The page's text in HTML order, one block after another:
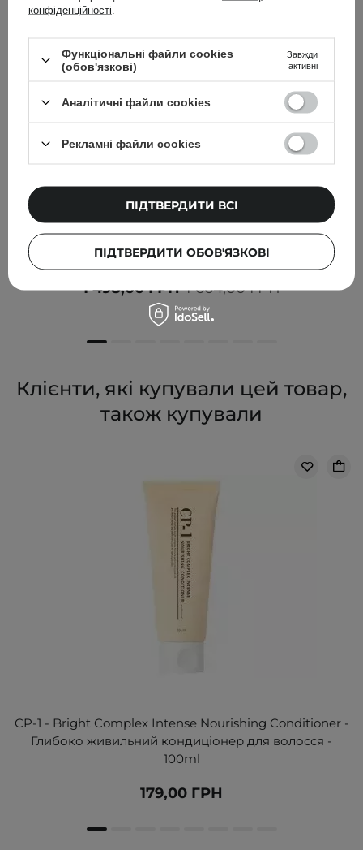
БЕСТСЕЛЕР
Dr. Althea - Зволожувальний набір Hydrating Duo - 50
ml + 50 ml
1 664,00 ГРН
1 498,00 ГРН
Клієнти, які купували цей товар,
також купували
CP-1 - Bright Complex Intense Nourishing Conditioner -
Глибоко живильний кондиціонер для волосся -
100ml
179,00 ГРН
конфіденційності
Функціональні файли cookies
(обов'язкові)
Завжди
активні
Аналітичні файли cookies
Рекламні файли cookies
ПІДТВЕРДИТИ ОБОВ'ЯЗКОВІ
ПІДТВЕРДИТИ ВСІ